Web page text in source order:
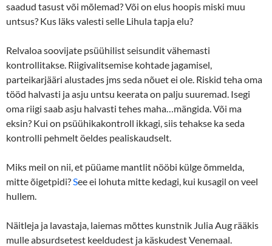
saadud tasust või mõlemad? Või on elus hoopis miski muu
untsus? Kus läks valesti selle Lihula tapja elu?
Relvaloa soovijate psüühilist seisundit vähemasti
kontrollitakse. Riigivalitsemise kohtade jagamisel,
parteikarjääri alustades jms seda nõuet ei ole. Riskid teha oma
tööd halvasti ja asju untsu keerata on palju suuremad. Isegi
oma riigi saab asju halvasti tehes maha…mängida. Või ma
eksin? Kui on psüühikakontroll ikkagi, siis tehakse ka seda
kontrolli pehmelt öeldes pealiskaudselt.
Miks meil on nii, et püüame mantlit nööbi külge õmmelda,
mitte õigetpidi?See ei lohuta mitte kedagi, kui kusagil on veel
hullem.
Näitleja ja lavastaja, laiemas mõttes kunstnik Julia Aug rääkis
mulle absurdsetest keeldudest ja käskudest Venemaal.